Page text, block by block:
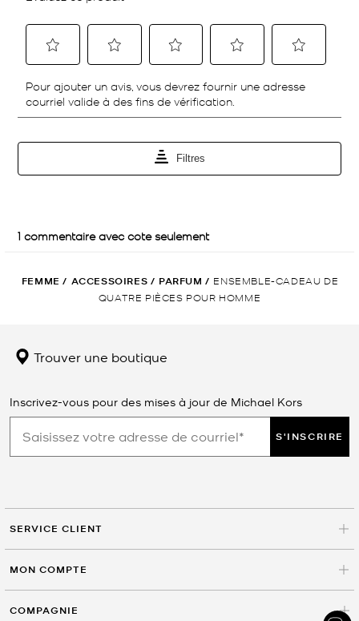
FEMME / ACCESSOIRES / PARFUM / ENSEMBLE-CADEAU DE
QUATRE PIÈCES POUR HOMME
Trouver une boutique
Inscrivez-vous pour des mises à jour de Michael Kors
S'INSCRIRE
SERVICE CLIENT
MON COMPTE
COMPAGNIE